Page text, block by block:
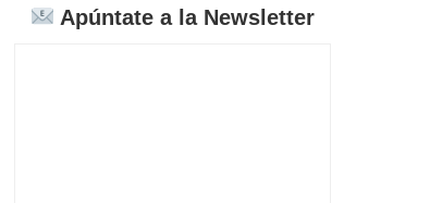
Apúntate a la Newsletter